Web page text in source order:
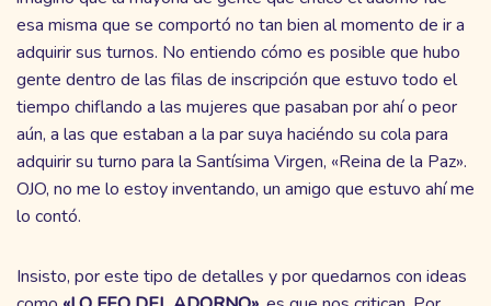
esa misma que se comportó no tan bien al momento de ir a
adquirir sus turnos. No entiendo cómo es posible que hubo
gente dentro de las filas de inscripción que estuvo todo el
tiempo chiflando a las mujeres que pasaban por ahí o peor
aún, a las que estaban a la par suya haciéndo su cola para
adquirir su turno para la Santísima Virgen, «Reina de la Paz».
OJO, no me lo estoy inventando, un amigo que estuvo ahí me
lo contó.
Insisto, por este tipo de detalles y por quedarnos con ideas